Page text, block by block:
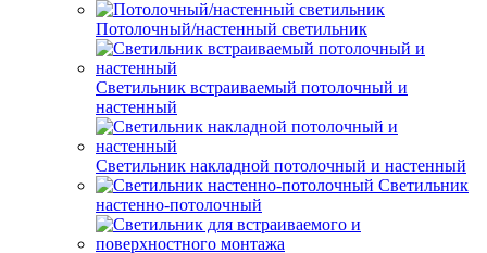
Потолочный/настенный светильник
Светильник встраиваемый потолочный и
настенный
Светильник накладной потолочный и настенный
Светильник
настенно-потолочный